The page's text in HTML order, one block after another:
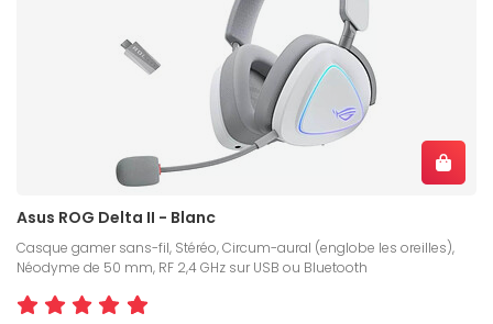
Asus ROG Delta II - Blanc
Casque gamer sans-fil, Stéréo, Circum-aural (englobe les oreilles),
Néodyme de 50 mm, RF 2,4 GHz sur USB ou Bluetooth